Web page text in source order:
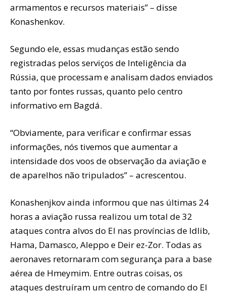
armamentos e recursos materiais” – disse
Konashenkov.
Segundo ele, essas mudanças estão sendo
registradas pelos serviços de Inteligência da
Rússia, que processam e analisam dados enviados
tanto por fontes russas, quanto pelo centro
informativo em Bagdá.
“Obviamente, para verificar e confirmar essas
informações, nós tivemos que aumentar a
intensidade dos voos de observação da aviação e
de aparelhos não tripulados” – acrescentou.
Konashenjkov ainda informou que nas últimas 24
horas a aviação russa realizou um total de 32
ataques contra alvos do EI nas províncias de Idlib,
Hama, Damasco, Aleppo e Deir ez-Zor. Todas as
aeronaves retornaram com segurança para a base
aérea de Hmeymim. Entre outras coisas, os
ataques destruíram um centro de comando do EI